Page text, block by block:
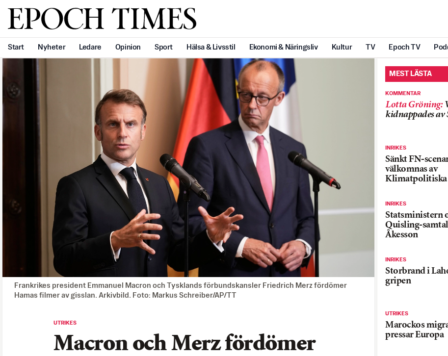
Svenska Epoch Times
Start Nyheter Ledare Opinion Sport Hälsa & Livsstil Ekonomi & Näringsliv Kultur TV Epoch TV
Frankrikes president Emmanuel Macron och Tysklands förbundskansler Friedrich Merz fördömer
Hamas filmer av gisslan. Arkivbild. Foto: Markus Schreiber/AP/TT
UTRIKES
Macron och Merz fördömer
MEST LÄSTA
KOMMENTAR
Lotta Gröning:
kidnappades av
INRIKES
Sänkt FN-
välkomnas av
Klimatpolitiska
INRIKES
Statsministern
Quisling-
Åkesson
INRIKES
Storbrand i
gripen
UTRIKES
Marockos
pressar Europa